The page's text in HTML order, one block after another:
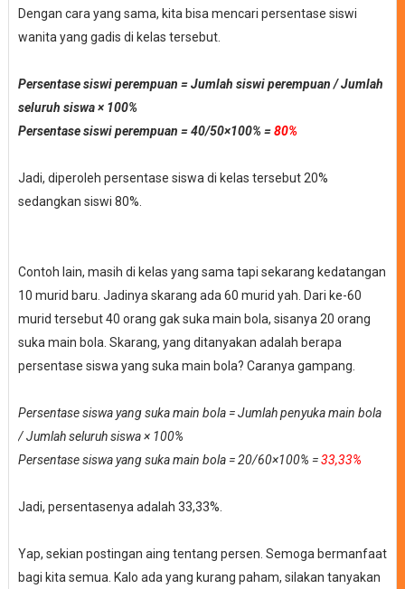
Dengan cara yang sama, kita bisa mencari persentase siswi
wanita yang gadis di kelas tersebut.
Persentase siswi perempuan = Jumlah siswi perempuan / Jumlah
seluruh siswa× 100%
Persentase siswi perempuan = 40/50×100% =80%
Jadi, diperoleh persentase siswa di kelas tersebut 20%
sedangkan siswi 80%.
Contoh lain, masih di kelas yang sama tapi sekarang kedatangan
10 murid baru. Jadinya skarang ada 60 murid yah. Dari ke-60
murid tersebut 40 orang gak suka main bola, sisanya 20 orang
suka main bola. Skarang, yang ditanyakan adalah berapa
persentase siswa yang suka main bola? Caranya gampang.
Persentase siswa yang suka main bola = Jumlah penyuka main bola
/ Jumlah seluruh siswa× 100%
Persentase siswa yang suka main bola = 20/60×100% =33,33%
Jadi, persentasenya adalah 33,33%.
Yap, sekian postingan aing tentang persen. Semoga bermanfaat
bagi kita semua. Kalo ada yang kurang paham, silakan tanyakan